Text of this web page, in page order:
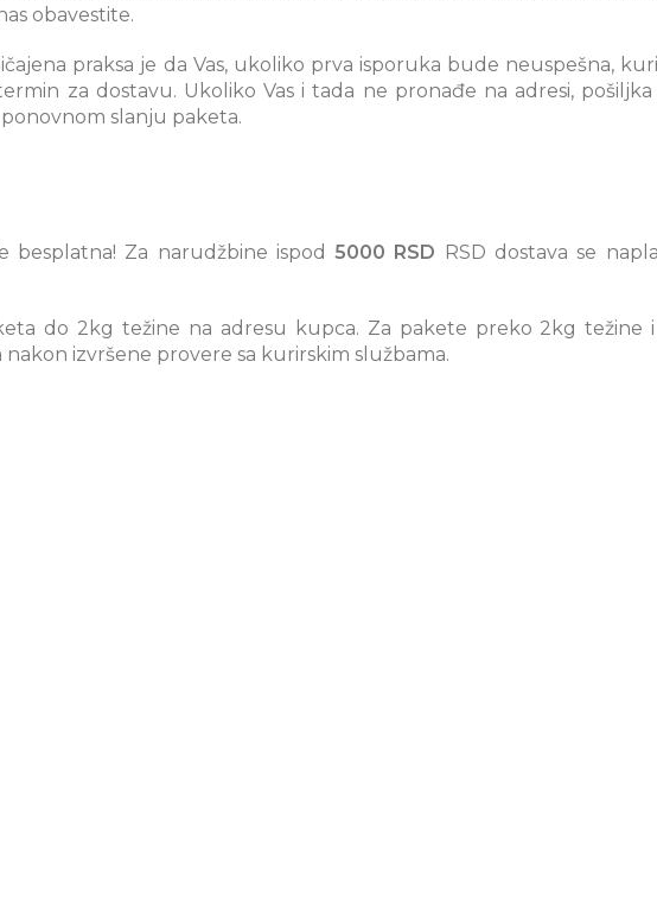
obavestite.
praksa je da Vas, ukoliko prva isporuka bude neuspešna,
za dostavu. Ukoliko Vas i tada ne pronađe na adresi,
slanju paketa.
besplatna! Za narudžbine ispod5000 RSD RSD dostava se
do 2kg težine na adresu kupca. Za pakete preko 2kg težine
izvršene provere sa kurirskim službama.